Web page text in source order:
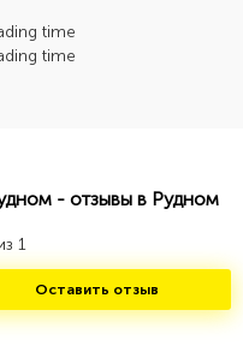
time
time
- отзывы в Рудном
1
Оставить отзыв